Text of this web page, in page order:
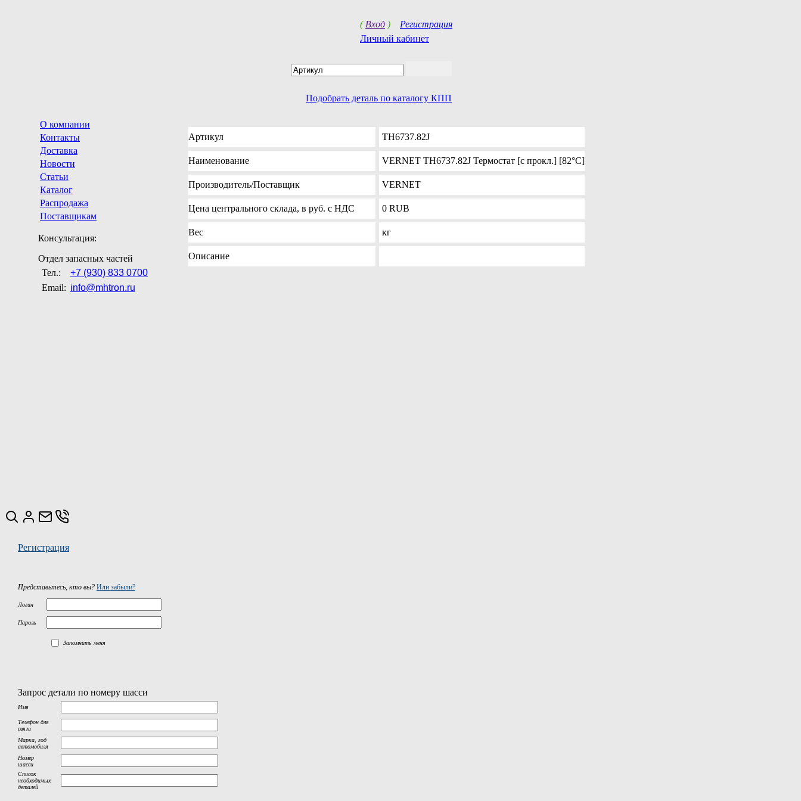
( Вход ) Регистрация
Личный кабинет
Подобрать деталь по каталогу КПП
О компании
Контакты
Доставка
Новости
Статьи
Каталог
Распродажа
Поставщикам
Консультация:
Отдел запасных частей
Тел.:
+7 (930) 833 0700
Email: info@mhtron.ru
Артикул TH6737.82J
Наименование VERNET TH6737.82J Термостат [с прокл.] [82°C]
Производитель/Поставщик VERNET
Цена центрального склада, в руб. с НДС 0 RUB
Вес кг
Описание
Регистрация
Представьтесь, кто вы? Или забыли?
Логин
Пароль
Запомнить меня
Запрос детали по номеру шасси
Имя
Телефон для
связи
Марка, год
автомобиля
Номер
шасси
Список
необходимых
деталей